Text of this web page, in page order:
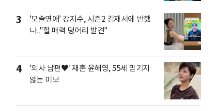
3
'모솔연애' 강지수, 시즌2 김재서에 반했
나.."헐 매력 덩어리 발견"
4
'의사 남편♥' 재혼 윤해영, 55세 믿기지
않는 미모